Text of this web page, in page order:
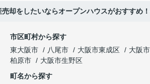
却をしたいならオープンハウスがおすすめ
市区町村から探す
東大阪市
八尾市 大阪市東成区
大阪
柏原市
大阪市生野区
町名から探す